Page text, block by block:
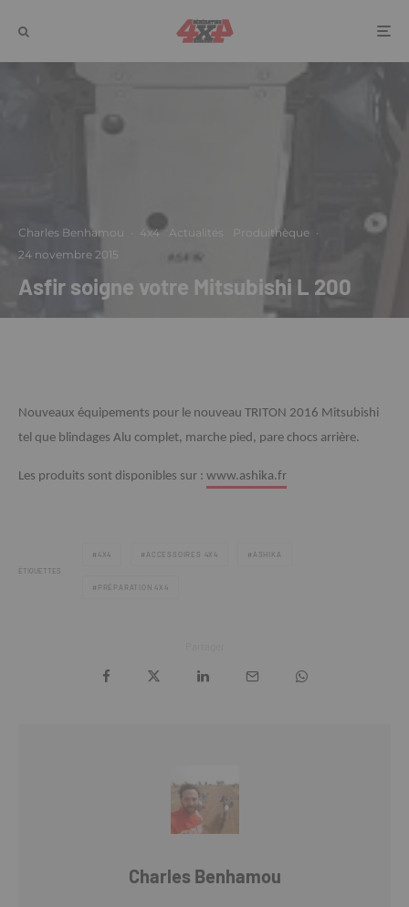
Charles Benhamou · 4x4 Actualités Produithèque ·
24 novembre 2015
Asfir soigne votre Mitsubishi L 200
Nouveaux équipements pour le nouveau TRITON 2016 Mitsubishi
tel que blindages Alu complet, marche pied, pare chocs arrière.
Les produits sont disponibles sur : www.ashika.fr
ÉTIQUETTES
4X4 ACCESSOIRES 4X4 ASHIKA
PRÉPARATION 4X4
Charles Benhamou